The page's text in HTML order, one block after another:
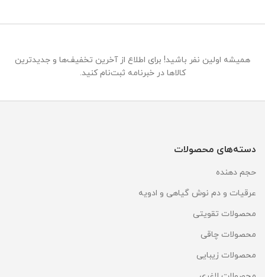
همیشه اولین نفر باشید! برای اطلاع از آخرین تخفیف‌ها و جدیدترین
کالاها در خبرنامه ثبت‌نام کنید.
دسته‌های محصولات
حجم دهنده
عرقیات و دم نوش گیاهی و ادویه
محصولات تقویتی
محصولات چاقی
محصولات زیبایی